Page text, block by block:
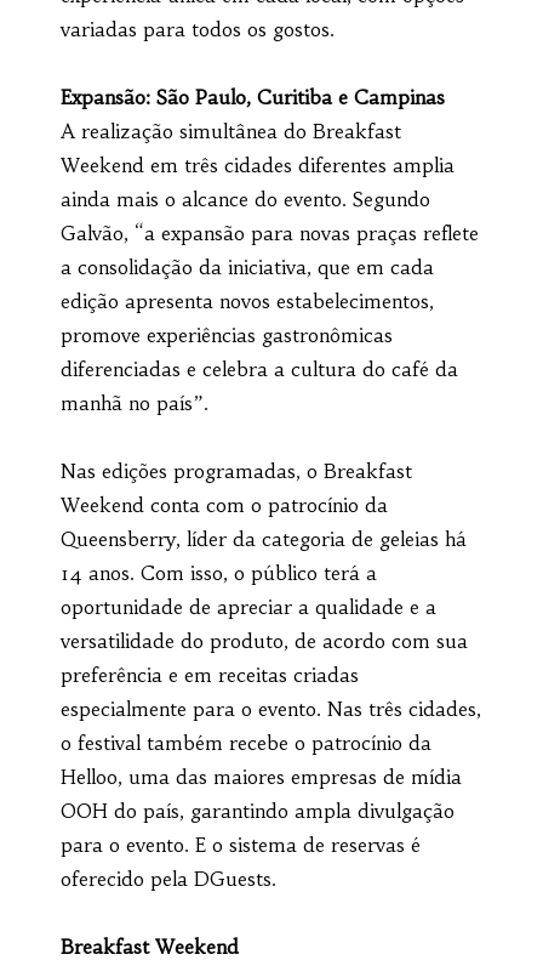
variadas para todos os gostos.
Expansão: São Paulo, Curitiba e Campinas
A realização simultânea do Breakfast
Weekend em três cidades diferentes amplia
ainda mais o alcance do evento. Segundo
Galvão, “a expansão para novas praças reflete
a consolidação da iniciativa, que em cada
edição apresenta novos estabelecimentos,
promove experiências gastronômicas
diferenciadas e celebra a cultura do café da
manhã no país”.
Nas edições programadas, o Breakfast
Weekend conta com o patrocínio da
Queensberry, líder da categoria de geleias há
14 anos. Com isso, o público terá a
oportunidade de apreciar a qualidade e a
versatilidade do produto, de acordo com sua
preferência e em receitas criadas
especialmente para o evento. Nas três cidades,
o festival também recebe o patrocínio da
Helloo, uma das maiores empresas de mídia
OOH do país, garantindo ampla divulgação
para o evento. E o sistema de reservas é
oferecido pela DGuests.
Breakfast Weekend